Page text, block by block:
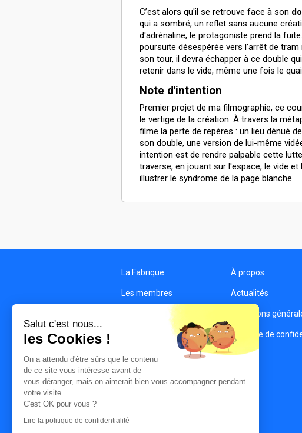
C’est alors qu'il se retrouve face à son
qui a sombré, un reflet sans aucune
d'adrénaline, le protagoniste prend la
poursuite désespérée vers l’arrêt de
son tour, il devra échapper à ce double
retenir dans le vide, même une fois le
Note d'intention
Premier projet de ma filmographie, ce
le vertige de la création. À travers la
filme la perte de repères : un lieu dénué
son double, une version de lui-même
intention est de rendre palpable cette
traverse, en jouant sur l'espace, le vide
illustrer le syndrome de la page blanche.
La Fabrique
Les membres
À propos
Actualités
Conditions
Politique de
Salut c'est nous...
les Cookies !
On a attendu d'être sûrs que le contenu
de ce site vous intéresse avant de
vous déranger, mais on aimerait bien vous accompagner pendant
votre visite...
C'est OK pour vous ?
Lire la politique de confidentialité